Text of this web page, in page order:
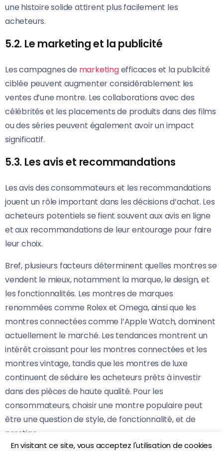
une histoire solide attirent plus facilement les
acheteurs.
5.2. Le marketing et la publicité
Les campagnes de marketingefficaces et la publicité
ciblée peuvent augmenter considérablement les
ventes d’une montre. Les collaborations avec des
célébrités et les placements de produits dans des films
ou des séries peuvent également avoir un impact
significatif.
5.3. Les avis et recommandations
Les avis des consommateurs et les recommandations
jouent un rôle important dans les décisions d’achat. Les
acheteurs potentiels se fient souvent aux avis en ligne
et aux recommandations de leur entourage pour faire
leur choix.
Bref, plusieurs facteurs déterminent quelles montres se
vendent le mieux, notamment la marque, le design, et
les fonctionnalités. Les montres de marques
renommées comme Rolex et Omega, ainsi que les
montres connectées comme l’Apple Watch, dominent
actuellement le marché. Les tendances montrent un
intérêt croissant pour les montres connectées et les
montres vintage, tandis que les montres de luxe
continuent de séduire les acheteurs prêts à investir
dans des pièces de haute qualité. Pour les
consommateurs, choisir une montre populaire peut
être une question de style, de fonctionnalité, et de
prestige.
En visitant ce site, vous acceptez l'utilisation de cookies